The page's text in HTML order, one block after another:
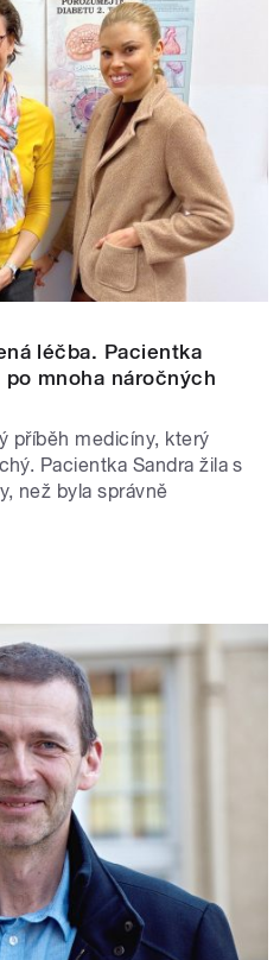
léčba. Pacientka
mnoha náročných
příběh medicíny, který
Pacientka Sandra žila s
než byla správně